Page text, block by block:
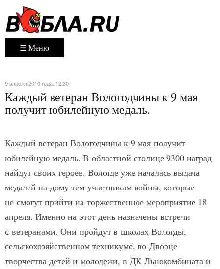
☰ Меню
9 апреля 2010 года. 12:30
Каждый ветеран Вологодчины к 9 мая
получит юбилейную медаль.
Каждый ветеран Вологодчины к 9 мая получит
юбилейную медаль. В областной столице 9300 наград
найдут своих героев. Вологде уже началась выдача
медалей на дому тем участникам войны, которые
не смогут прийти на торжественное мероприятие 18
апреля. Именно на этот день назначены встречи
с ветеранами. Они пройдут в школах Вологды,
сельскохозяйственном техникуме, во Дворце
творчества детей и молодежи, в ДК Льнокомбината и